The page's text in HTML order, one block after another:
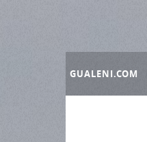
GUALENI.COM